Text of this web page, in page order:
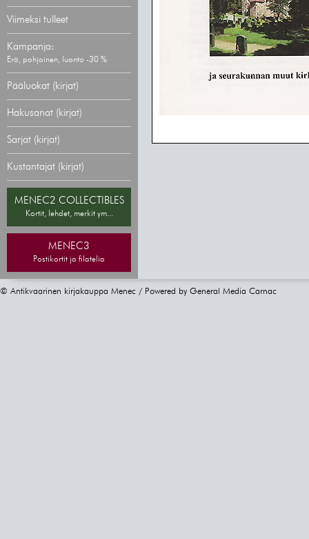
Viimeksi tulleet
Kampanja:
Erä, pohjoinen, luonto -30 %
Pääluokat (kirjat)
Hakusanat (kirjat)
Sarjat (kirjat)
Kustantajat (kirjat)
MENEC2 COLLECTIBLES
Kortit, lehdet, merkit ym...
MENEC3
Postikortit ja filatelia
© Antikvaarinen kirjakauppa Menec / Powered by General Media Carnac